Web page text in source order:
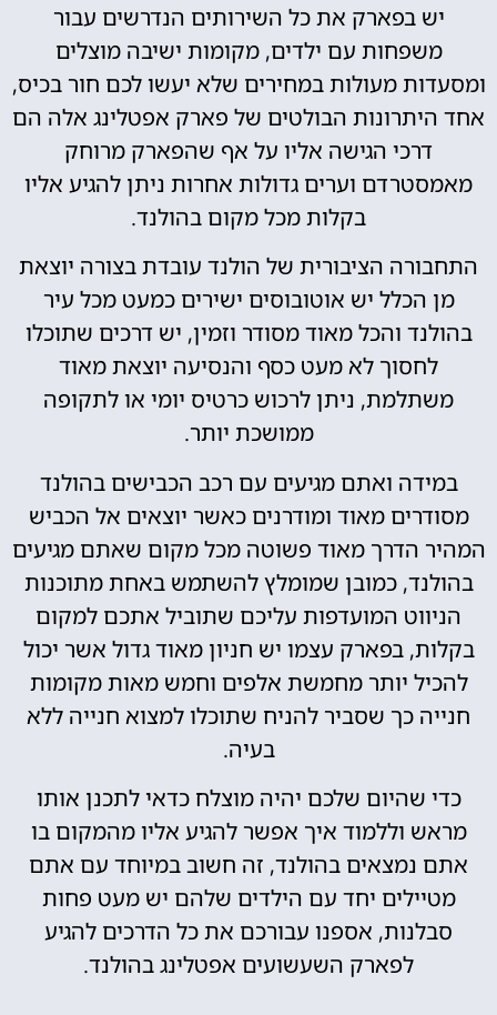
יש בפארק את כל השירותים הנדרשים עבור
משפחות עם ילדים, מקומות ישיבה מוצלים
ומסעדות מעולות במחירים שלא יעשו לכם חור בכיס,
אחד היתרונות הבולטים של פארק אפטלינג אלה הם
דרכי הגישה אליו על אף שהפארק מרוחק
מאמסטרדם וערים גדולות אחרות ניתן להגיע אליו
בקלות מכל מקום בהולנד.
התחבורה הציבורית של הולנד עובדת בצורה יוצאת
מן הכלל יש אוטובוסים ישירים כמעט מכל עיר
בהולנד והכל מאוד מסודר וזמין, יש דרכים שתוכלו
לחסוך לא מעט כסף והנסיעה יוצאת מאוד
משתלמת, ניתן לרכוש כרטיס יומי או לתקופה
ממושכת יותר.
במידה ואתם מגיעים עם רכב הכבישים בהולנד
מסודרים מאוד ומודרנים כאשר יוצאים אל הכביש
המהיר הדרך מאוד פשוטה מכל מקום שאתם מגיעים
בהולנד, כמובן שמומלץ להשתמש באחת מתוכנות
הניווט המועדפות עליכם שתוביל אתכם למקום
בקלות, בפארק עצמו יש חניון מאוד גדול אשר יכול
להכיל יותר מחמשת אלפים וחמש מאות מקומות
חנייה כך שסביר להניח שתוכלו למצוא חנייה ללא
בעיה.
כדי שהיום שלכם יהיה מוצלח כדאי לתכנן אותו
מראש וללמוד איך אפשר להגיע אליו מהמקום בו
אתם נמצאים בהולנד, זה חשוב במיוחד עם אתם
מטיילים יחד עם הילדים שלהם יש מעט פחות
סבלנות, אספנו עבורכם את כל הדרכים להגיע
לפארק השעשועים אפטלינג בהולנד.